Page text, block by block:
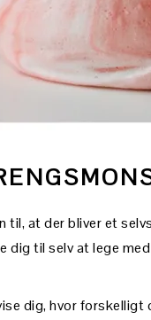
til, at der bliver et
dig til selv at lege
dig, hvor